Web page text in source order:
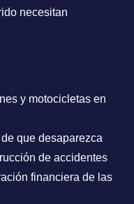
necesitan
y motocicletas en
que desaparezca
de accidentes
financiera de las